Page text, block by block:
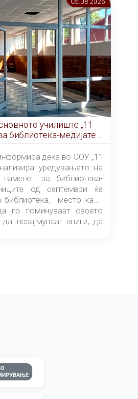
училиште „11
библиотека-медијатека
дека во ООУ „11
уредувањето на
за библиотека-
од септември ќе
место каде
го поминуваат своето
позајмуваат книги, да